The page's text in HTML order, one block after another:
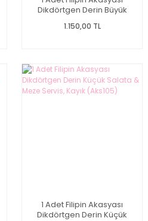
Dikdörtgen Derin Büyük
Kayık (Aks103)
1.150,00 TL
1 Adet Filipin Akasyası
Dikdörtgen Derin Küçük